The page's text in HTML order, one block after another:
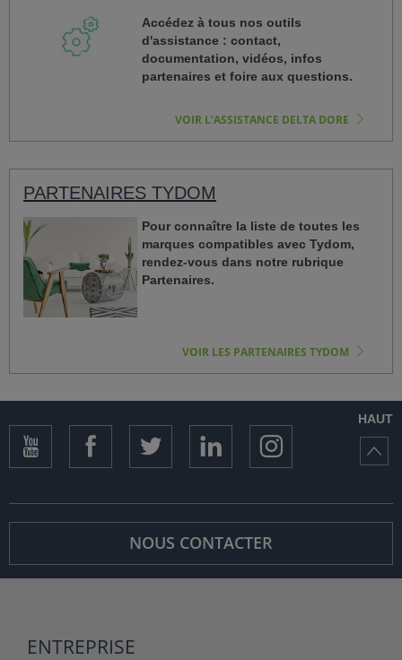
Accédez à tous nos outils
d'assistance : contact,
documentation, vidéos, infos
partenaires et foire aux questions.
VOIR L’ASSISTANCE DELTA DORE
PARTENAIRES TYDOM
Pour connaître la liste de toutes les
marques compatibles avec Tydom,
rendez-vous dans notre rubrique
Partenaires.
VOIR LES PARTENAIRES TYDOM
HAUT
NOUS CONTACTER
ENTREPRISE